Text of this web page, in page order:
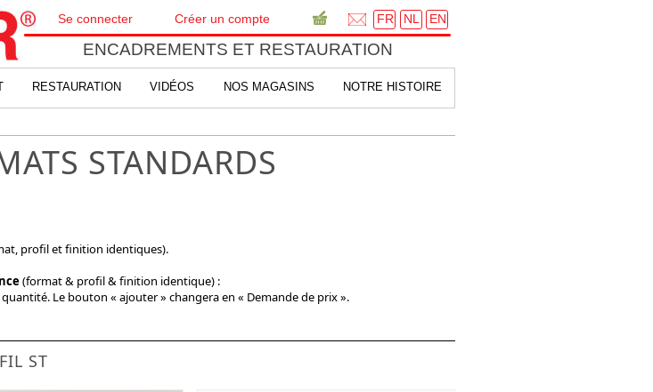
FR NL EN
ENCADREMENTS ET RESTAURATION
Se connecter Créer un compte
RESTAURATION VIDÉOS NOS MAGASINS NOTRE HISTOIRE
STANDARDS
profil et finition identiques).
(format & profil & finition identique) :
Le bouton « ajouter » changera en « Demande de prix ».
ST